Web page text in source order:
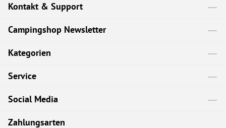
Kontakt & Support
Campingshop Newsletter
Kategorien
Service
Social Media
Zahlungsarten